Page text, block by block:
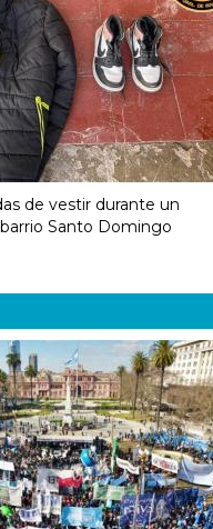
de vestir durante un
Santo Domingo